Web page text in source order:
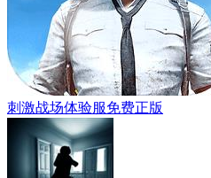
刺激战场体验服免费正版